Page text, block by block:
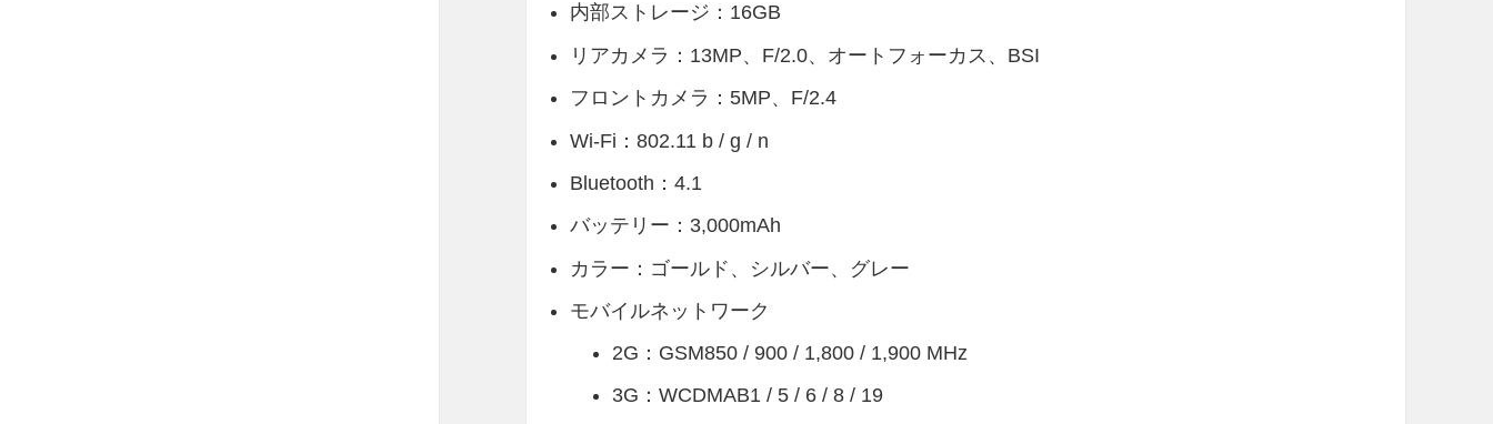
内部ストレージ：16GB
リアカメラ：13MP、F/2.0、オートフォーカス、BSI
フロントカメラ：5MP、F/2.4
Wi-Fi：802.11 b / g / n
Bluetooth：4.1
バッテリー：3,000mAh
カラー：ゴールド、シルバー、グレー
モバイルネットワーク
2G：GSM850 / 900 / 1,800 / 1,900 MHz
3G：WCDMAB1 / 5 / 6 / 8 / 19